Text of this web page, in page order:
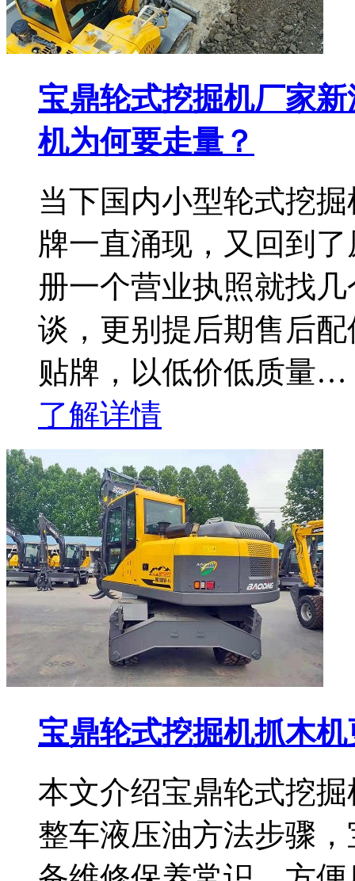
宝鼎轮式挖掘机厂家
机为何要走量？
当下国内小型轮式挖
牌一直涌现，又回到
册一个营业执照就找
谈，更别提后期售后
贴牌，以低价低质量…
了解详情
宝鼎轮式挖掘机抓木
本文介绍宝鼎轮式挖
整车液压油方法步骤